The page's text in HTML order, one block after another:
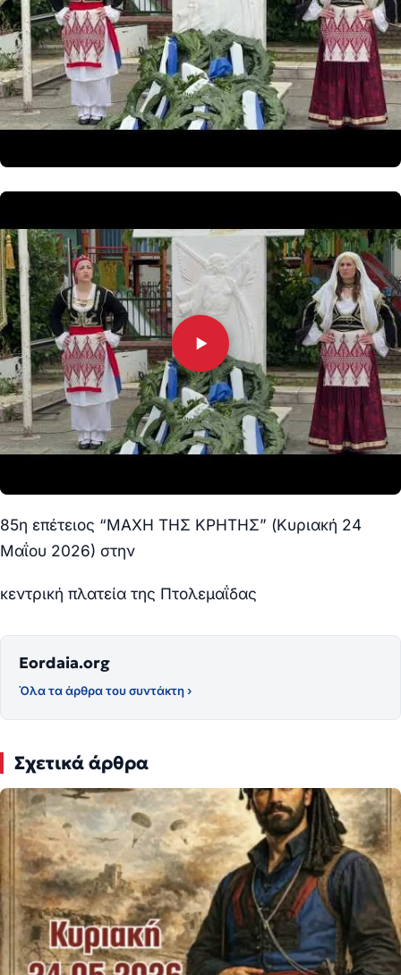
85η επέτειος “ΜΑΧΗ ΤΗΣ ΚΡΗΤΗΣ” (Κυριακή 24
Μαΐου 2026) στην
κεντρική πλατεία της Πτολεμαΐδας
Eordaia.org
Όλα τα άρθρα του συντάκτη ›
Σχετικά άρθρα